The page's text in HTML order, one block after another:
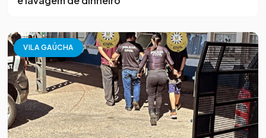
VILA GAÚCHA